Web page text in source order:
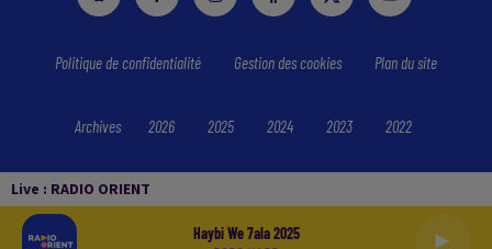
Live : RADIO ORIENT
Haybi We 7ala 2025
Politique de confidentialité Gestion des cookies Plan du site
Archives 2026 2025 2024 2023 2022